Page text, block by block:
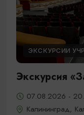
ЭКСКУРСИИ
Экскурсия
07.08.2026 -
Калининград,